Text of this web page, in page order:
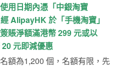
用日期內憑「中銀淘寶
AlipayHK 於「手機淘寶」
賬淨額滿港幣 299 元或以
20 元即減優惠
額為1,200 個，名額有限，先